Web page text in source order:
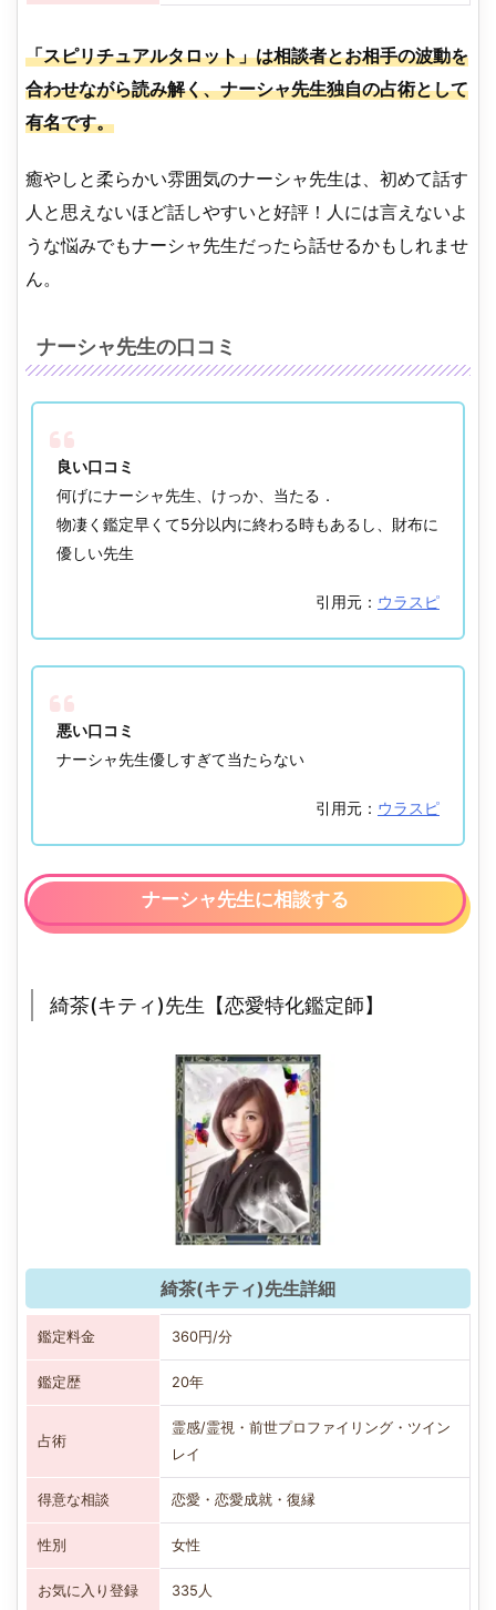
「スピリチュアルタロット」は相談者とお相手の波動を
合わせながら読み解く、ナーシャ先生独自の占術として
有名です。
癒やしと柔らかい雰囲気のナーシャ先生は、初めて話す
人と思えないほど話しやすいと好評！人には言えないよ
うな悩みでもナーシャ先生だったら話せるかもしれませ
ん。
ナーシャ先生の口コミ
良い口コミ
何げにナーシャ先生、けっか、当たる．
物凄く鑑定早くて5分以内に終わる時もあるし、財布に
優しい先生
引用元： ウラスピ
悪い口コミ
ナーシャ先生優しすぎて当たらない
引用元： ウラスピ
ナーシャ先生に相談する
綺茶(キティ)先生【恋愛特化鑑定師】
綺茶(キティ)先生詳細
鑑定料金 360円/分
鑑定歴 20年
占術
霊感/霊視・前世プロファイリング・ツイン
レイ
得意な相談 恋愛・恋愛成就・復縁
性別 女性
お気に入り登録 335人